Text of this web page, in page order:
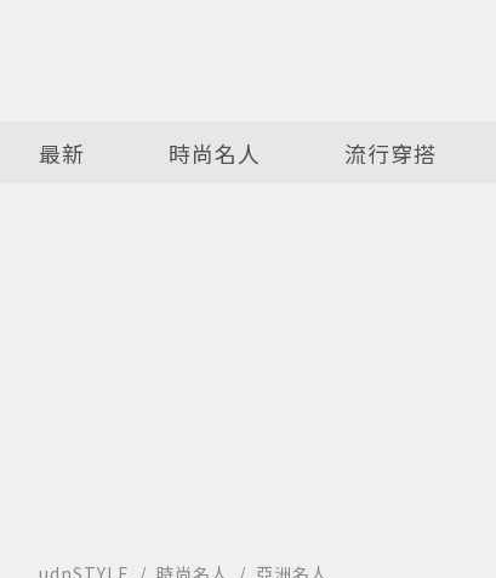
最新 時尚名人 流行穿搭
udnSTYLE 時尚名人 亞洲名人